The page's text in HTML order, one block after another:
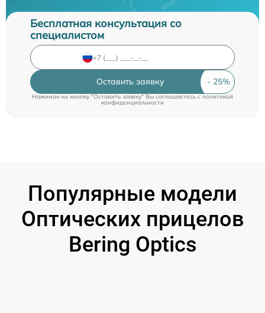
Бесплатная консультация со
специалистом
Оставить заявку
Нажимая на кнопку "Оставить заявку" Вы соглашаетесь c политикой
конфиденциальности
Популярные модели
Оптических прицелов
Bering Optics